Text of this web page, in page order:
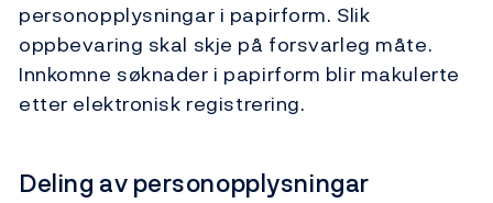
personopplysningar i papirform. Slik
oppbevaring skal skje på forsvarleg måte.
Innkomne søknader i papirform blir makulerte
etter elektronisk registrering.
Deling av personopplysningar